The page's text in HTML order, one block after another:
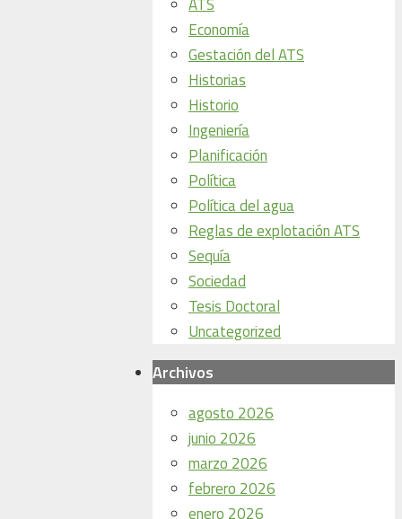
Economía
Gestación del ATS
Historias
Historio
Ingeniería
Planificación
Política
Política del agua
Reglas de explotación ATS
Sequía
Sociedad
Tesis Doctoral
Uncategorized
Archivos
agosto 2026
junio 2026
marzo 2026
febrero 2026
enero 2026